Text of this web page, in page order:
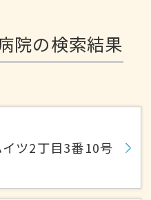
院の検索結果
ツ2丁目3番10号